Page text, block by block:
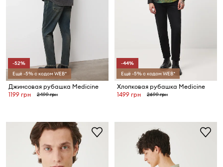
-52%
Ещё -5% с кодом WEB*
Джинсовая рубашка Medicine
1199 грн
2499 грн
-44%
Ещё -5% с кодом WEB*
Хлопковая рубашка Medicine
1499 грн
2699 грн